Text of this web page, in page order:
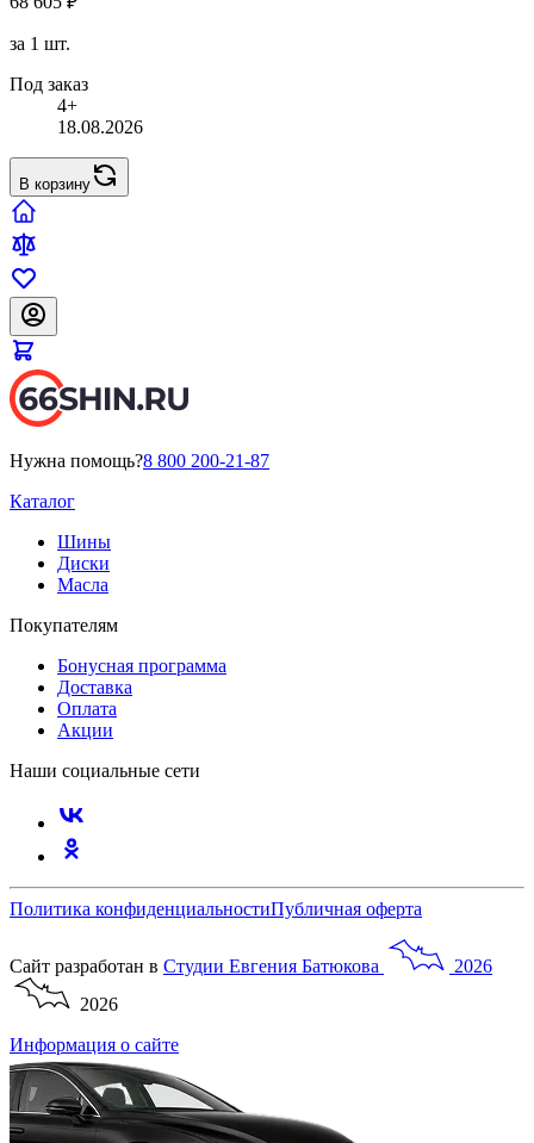
за 1 шт.
Под заказ
4+
18.08.2026
В корзину
Нужна помощь?8 800 200-21-87
Каталог
Шины
Диски
Масла
Покупателям
Бонусная программа
Доставка
Оплата
Акции
Наши социальные сети
Политика конфиденциальностиПубличная оферта
Сайт разработан в Студии Евгения Батюкова
2026
2026
Информация о сайте